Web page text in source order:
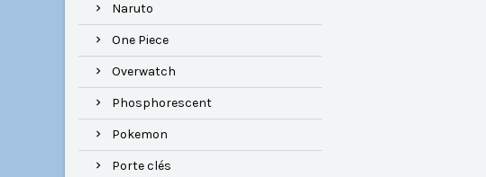
Naruto
One Piece
Overwatch
Phosphorescent
Pokemon
Porte clés